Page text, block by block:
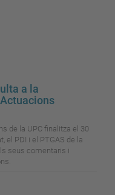
a la
de la UPC finalitza el 30
el PDI i el PTGAS de la
seus comentaris i